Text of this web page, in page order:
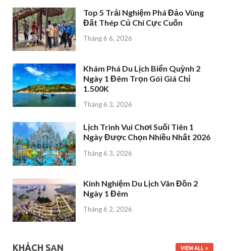
Top 5 Trải Nghiệm Phá Đảo Vùng
Đất Thép Củ Chi Cực Cuốn
Tháng 6 6, 2026
Khám Phá Du Lịch Biển Quỳnh 2
Ngày 1 Đêm Trọn Gói Giá Chỉ
1.500K
Tháng 6 3, 2026
Lịch Trình Vui Chơi Suối Tiên 1
Ngày Được Chọn Nhiều Nhất 2026
Tháng 6 3, 2026
Kinh Nghiệm Du Lịch Vân Đồn 2
Ngày 1 Đêm
Tháng 6 2, 2026
KHÁCH SẠN VIEW ALL